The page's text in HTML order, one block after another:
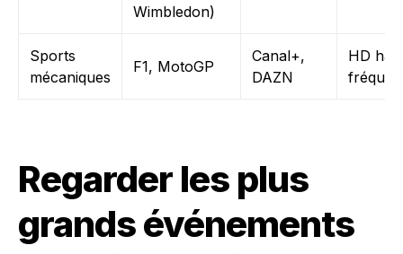
Wimbledon)
Sports
mécaniques
F1, MotoGP
Canal+,
DAZN
HD
Regarder les plus
grands événements